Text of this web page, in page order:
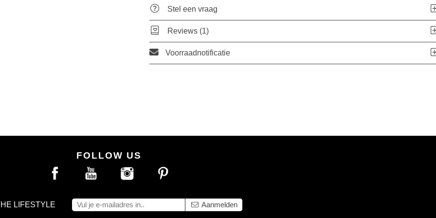
Stel een vraag
Reviews (1)
Voorraadnotificatie
FOLLOW US
LIFESTYLE Aanmelden